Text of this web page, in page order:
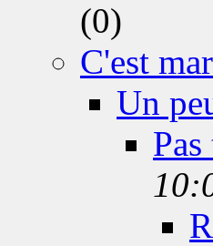
(0)
C'est
Un